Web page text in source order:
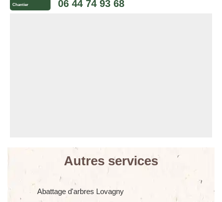
Chantier 06 44 74 93 68
Autres services
Abattage d'arbres Lovagny